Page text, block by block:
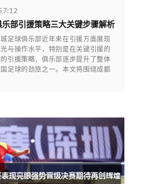
部引援策略三大关键步骤解析
足球俱乐部近年来在引援方面展现
与操作水平，特别是在关键引援的
引援策略，俱乐部逐步提升了整体
足球的劲旅之一。本文将围绕成都